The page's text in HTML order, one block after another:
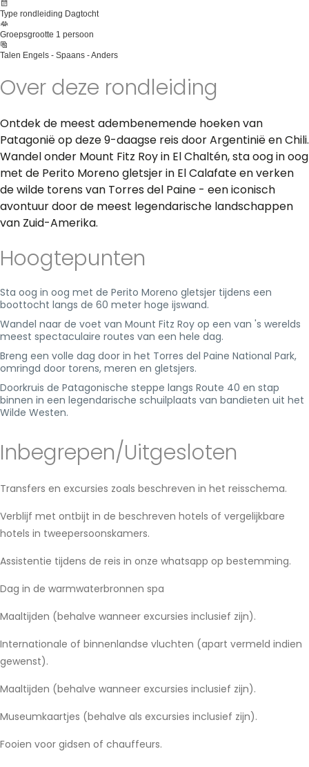
Type rondleiding Dagtocht
Groepsgrootte 1 persoon
Talen Engels - Spaans - Anders
Over deze rondleiding
Ontdek de meest adembenemende hoeken van
Patagonië op deze 9-daagse reis door Argentinië en Chili.
Wandel onder Mount Fitz Roy in El Chaltén, sta oog in oog
met de Perito Moreno gletsjer in El Calafate en verken
de wilde torens van Torres del Paine - een iconisch
avontuur door de meest legendarische landschappen
van Zuid-Amerika.
Hoogtepunten
Sta oog in oog met de Perito Moreno gletsjer tijdens een
boottocht langs de 60 meter hoge ijswand.
Wandel naar de voet van Mount Fitz Roy op een van 's werelds
meest spectaculaire routes van een hele dag.
Breng een volle dag door in het Torres del Paine National Park,
omringd door torens, meren en gletsjers.
Doorkruis de Patagonische steppe langs Route 40 en stap
binnen in een legendarische schuilplaats van bandieten uit het
Wilde Westen.
Inbegrepen/Uitgesloten
Transfers en excursies zoals beschreven in het reisschema.
Verblijf met ontbijt in de beschreven hotels of vergelijkbare
hotels in tweepersoonskamers.
Assistentie tijdens de reis in onze whatsapp op bestemming.
Dag in de warmwaterbronnen spa
Maaltijden (behalve wanneer excursies inclusief zijn).
Internationale of binnenlandse vluchten (apart vermeld indien
gewenst).
Maaltijden (behalve wanneer excursies inclusief zijn).
Museumkaartjes (behalve als excursies inclusief zijn).
Fooien voor gidsen of chauffeurs.